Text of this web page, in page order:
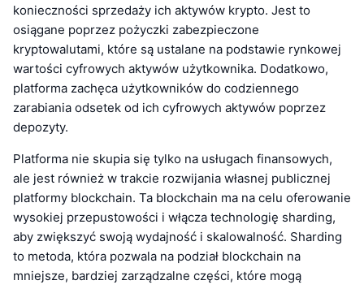
konieczności sprzedaży ich aktywów krypto. Jest to
osiągane poprzez pożyczki zabezpieczone
kryptowalutami, które są ustalane na podstawie rynkowej
wartości cyfrowych aktywów użytkownika. Dodatkowo,
platforma zachęca użytkowników do codziennego
zarabiania odsetek od ich cyfrowych aktywów poprzez
depozyty.
Platforma nie skupia się tylko na usługach finansowych,
ale jest również w trakcie rozwijania własnej publicznej
platformy blockchain. Ta blockchain ma na celu oferowanie
wysokiej przepustowości i włącza technologię sharding,
aby zwiększyć swoją wydajność i skalowalność. Sharding
to metoda, która pozwala na podział blockchain na
mniejsze, bardziej zarządzalne części, które mogą